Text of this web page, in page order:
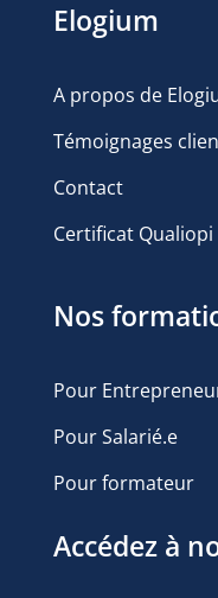
Elogium
A propos de
Témoignages
Contact
Certificat Qualiopi
Nos
Pour
Pour Salarié.e
Pour formateur
Accédez à